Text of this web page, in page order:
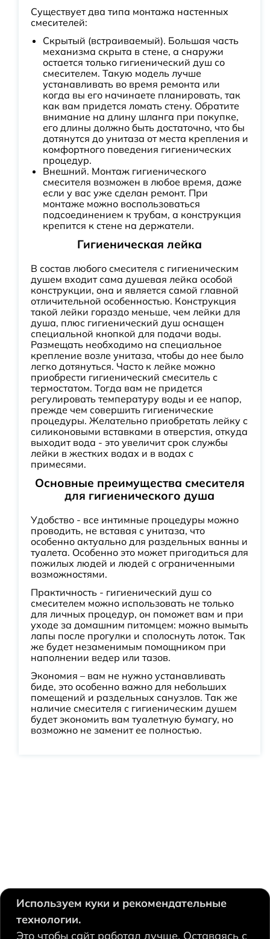
Существует два типа монтажа настенных
смесителей:
Скрытый (встраиваемый). Большая часть
механизма скрыта в стене, а снаружи
остается только гигиенический душ со
смесителем. Такую модель лучше
устанавливать во время ремонта или
когда вы его начинаете планировать, так
как вам придется ломать стену. Обратите
внимание на длину шланга при покупке,
его длины должно быть достаточно, что бы
дотянутся до унитаза от места крепления и
комфортного поведения гигиенических
процедур.
Внешний. Монтаж гигиенического
смесителя возможен в любое время, даже
если у вас уже сделан ремонт. При
монтаже можно воспользоваться
подсоединением к трубам, а конструкция
крепится к стене на держатели.
Гигиеническая лейка
В состав любого смесителя с гигиеническим
душем входит сама душевая лейка особой
конструкции, она и является самой главной
отличительной особенностью. Конструкция
такой лейки гораздо меньше, чем лейки для
душа, плюс гигиенический душ оснащен
специальной кнопкой для подачи воды.
Размещать необходимо на специальное
крепление возле унитаза, чтобы до нее было
легко дотянуться. Часто к лейке можно
приобрести гигиенический смеситель с
термостатом. Тогда вам не придется
регулировать температуру воды и ее напор,
прежде чем совершить гигиенические
процедуры. Желательно приобретать лейку с
силиконовыми вставками в отверстия, откуда
выходит вода - это увеличит срок службы
лейки в жестких водах и в водах с
примесями.
Основные преимущества смесителя
для гигиенического душа
Удобство - все интимные процедуры можно
проводить, не вставая с унитаза, что
особенно актуально для раздельных ванны и
туалета. Особенно это может пригодиться для
пожилых людей и людей с ограниченными
возможностями.
Практичность - гигиенический душ со
смесителем можно использовать не только
для личных процедур, он поможет вам и при
уходе за домашним питомцем: можно вымыть
лапы после прогулки и сполоснуть лоток. Так
же будет незаменимым помощником при
наполнении ведер или тазов.
Экономия – вам не нужно устанавливать
биде, это особенно важно для небольших
помещений и раздельных санузлов. Так же
наличие смесителя с гигиеническим душем
будет экономить вам туалетную бумагу, но
возможно не заменит ее полностью.
630124, Новосибирск,
Используем куки и рекомендательные
технологии.
Это чтобы сайт работал лучше. Оставаясь с